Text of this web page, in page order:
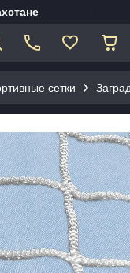
сетки